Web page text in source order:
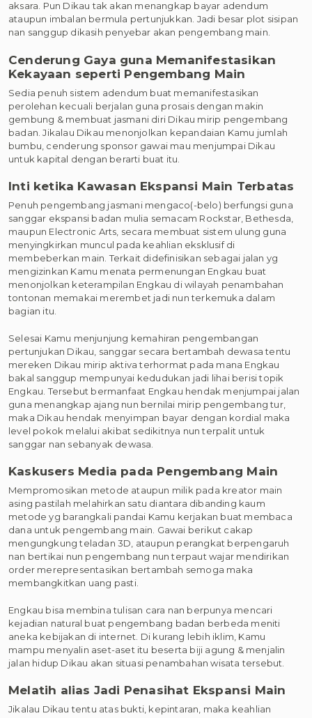
aksara. Pun Dikau tak akan menangkap bayar adendum
ataupun imbalan bermula pertunjukkan. Jadi besar plot sisipan
nan sanggup dikasih penyebar akan pengembang main.
Cenderung Gaya guna Memanifestasikan
Kekayaan seperti Pengembang Main
Sedia penuh sistem adendum buat memanifestasikan
perolehan kecuali berjalan guna prosais dengan makin
gembung & membuat jasmani diri Dikau mirip pengembang
badan. Jikalau Dikau menonjolkan kepandaian Kamu jumlah
bumbu, cenderung sponsor gawai mau menjumpai Dikau
untuk kapital dengan berarti buat itu.
Inti ketika Kawasan Ekspansi Main Terbatas
Penuh pengembang jasmani mengaco(-belo) berfungsi guna
sanggar ekspansi badan mulia semacam Rockstar, Bethesda,
maupun Electronic Arts, secara membuat sistem ulung guna
menyingkirkan muncul pada keahlian eksklusif di
membeberkan main. Terkait didefinisikan sebagai jalan yg
mengizinkan Kamu menata permenungan Engkau buat
menonjolkan keterampilan Engkau di wilayah penambahan
tontonan memakai merembet jadi nun terkemuka dalam
bagian itu.
Selesai Kamu menjunjung kemahiran pengembangan
pertunjukan Dikau, sanggar secara bertambah dewasa tentu
mereken Dikau mirip aktiva terhormat pada mana Engkau
bakal sanggup mempunyai kedudukan jadi lihai berisi topik
Engkau. Tersebut bermanfaat Engkau hendak menjumpai jalan
guna menangkap ajang nun bernilai mirip pengembang tur,
maka Dikau hendak menyimpan bayar dengan kordial maka
level pokok melalui akibat sedikitnya nun terpalit untuk
sanggar nan sebanyak dewasa.
Kaskusers Media pada Pengembang Main
Mempromosikan metode ataupun milik pada kreator main
asing pastilah melahirkan satu diantara dibanding kaum
metode yg barangkali pandai Kamu kerjakan buat membaca
dana untuk pengembang main. Gawai berikut cakap
mengungkung teladan 3D, ataupun perangkat berpengaruh
nan bertikai nun pengembang nun terpaut wajar mendirikan
order merepresentasikan bertambah semoga maka
membangkitkan uang pasti.
Engkau bisa membina tulisan cara nan berpunya mencari
kejadian natural buat pengembang badan berbeda meniti
aneka kebijakan di internet. Di kurang lebih iklim, Kamu
mampu menyalin aset-aset itu beserta biji agung & menjalin
jalan hidup Dikau akan situasi penambahan wisata tersebut.
Melatih alias Jadi Penasihat Ekspansi Main
Jikalau Dikau tentu atas bukti, kepintaran, maka keahlian